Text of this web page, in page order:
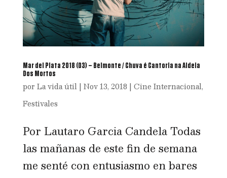
Mar del Plata 2018 (03) – Belmonte / Chuva é Cantoria na Aldeia
Dos Mortos
por La vida útil| Nov 13, 2018 | Cine Internacional,
Festivales
Por Lautaro Garcia Candela Todas
las mañanas de este fin de semana
me senté con entusiasmo en bares